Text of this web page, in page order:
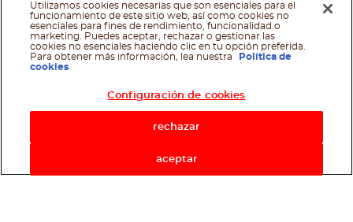
Utilizamos cookies necesarias que son esenciales para el
funcionamiento de este sitio web, así como cookies no
esenciales para fines de rendimiento, funcionalidad o
marketing. Puedes aceptar, rechazar o gestionar las
cookies no esenciales haciendo clic en tu opción preferida.
Para obtener más información, lea nuestra
Política de
cookies
Configuración de cookies
rechazar
aceptar